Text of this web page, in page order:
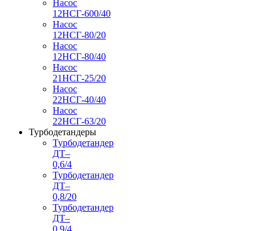
Насос
12НСГ-600/40
Насос
12НСГ-80/20
Насос
12НСГ-80/40
Насос
21НСГ-25/20
Насос
22НСГ-40/40
Насос
22НСГ-63/20
Турбодетандеры
Турбодетандер
ДТ–
0,6/4
Турбодетандер
ДТ–
0,8/20
Турбодетандер
ДТ–
0,9/4